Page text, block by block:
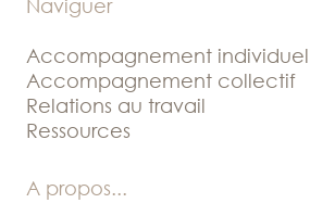
Naviguer
Accompagnement individuel
Accompagnement collectif
Relations au travail
Ressources
A propos...